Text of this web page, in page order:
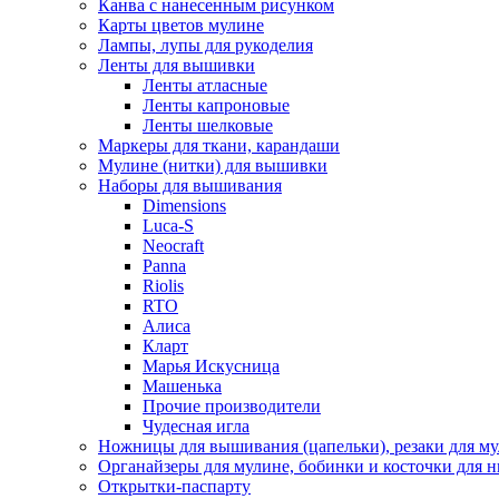
Канва с нанесенным рисунком
Карты цветов мулине
Лампы, лупы для рукоделия
Ленты для вышивки
Ленты атласные
Ленты капроновые
Ленты шелковые
Маркеры для ткани, карандаши
Мулине (нитки) для вышивки
Наборы для вышивания
Dimensions
Luca-S
Neocraft
Panna
Riolis
RTO
Алиса
Кларт
Марья Искусница
Машенька
Прочие производители
Чудесная игла
Ножницы для вышивания (цапельки), резаки для
Органайзеры для мулине, бобинки и косточки для
Открытки-паспарту